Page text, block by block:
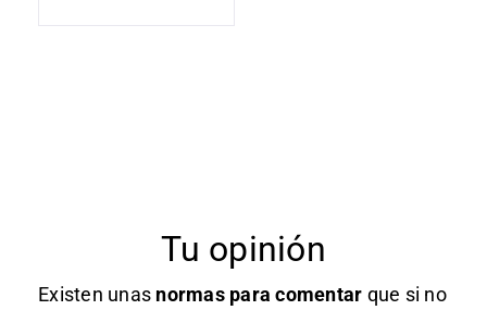
Tu opinión
Existen unas normas para comentar que si no